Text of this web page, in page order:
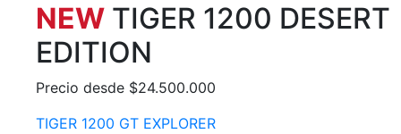
NEW TIGER 1200 DESERT
EDITION
Precio desde $24.500.000
TIGER 1200 GT EXPLORER